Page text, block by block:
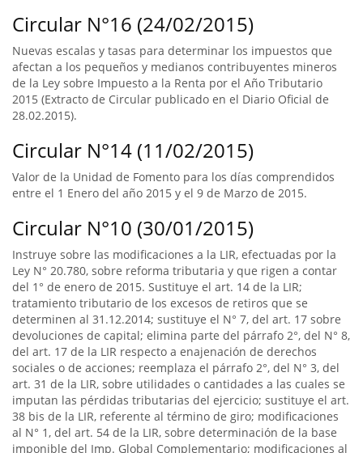
Circular N°16 (24/02/2015)
Nuevas escalas y tasas para determinar los impuestos que
afectan a los pequeños y medianos contribuyentes mineros
de la Ley sobre Impuesto a la Renta por el Año Tributario
2015 (Extracto de Circular publicado en el Diario Oficial de
28.02.2015).
Circular N°14 (11/02/2015)
Valor de la Unidad de Fomento para los días comprendidos
entre el 1 Enero del año 2015 y el 9 de Marzo de 2015.
Circular N°10 (30/01/2015)
Instruye sobre las modificaciones a la LIR, efectuadas por la
Ley N° 20.780, sobre reforma tributaria y que rigen a contar
del 1° de enero de 2015. Sustituye el art. 14 de la LIR;
tratamiento tributario de los excesos de retiros que se
determinen al 31.12.2014; sustituye el N° 7, del art. 17 sobre
devoluciones de capital; elimina parte del párrafo 2°, del N° 8,
del art. 17 de la LIR respecto a enajenación de derechos
sociales o de acciones; reemplaza el párrafo 2°, del N° 3, del
art. 31 de la LIR, sobre utilidades o cantidades a las cuales se
imputan las pérdidas tributarias del ejercicio; sustituye el art.
38 bis de la LIR, referente al término de giro; modificaciones
al N° 1, del art. 54 de la LIR, sobre determinación de la base
imponible del Imp. Global Complementario; modificaciones al